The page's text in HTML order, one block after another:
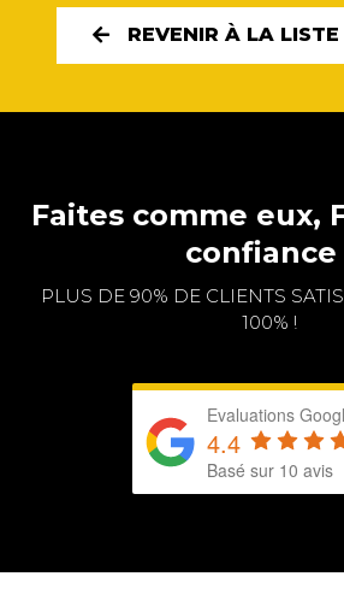
REVENIR À LA LISTE
Faites comme eux,
confiance
PLUS DE 90% DE CLIENTS
100% !
Evaluations
4.4
Basé sur 10 avis